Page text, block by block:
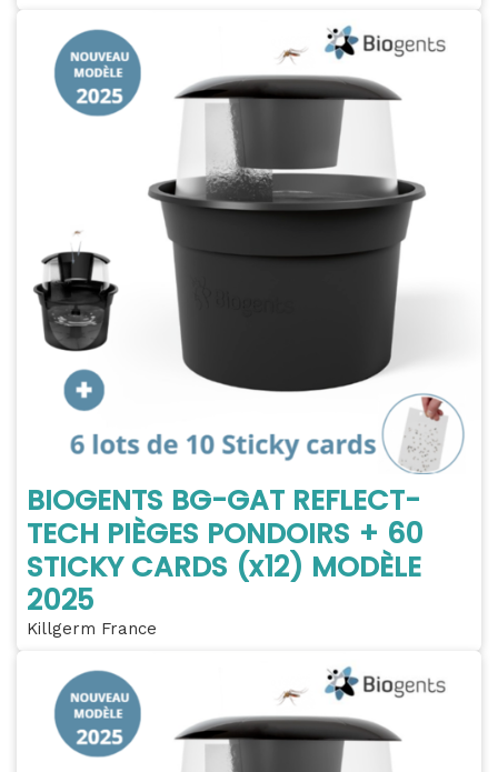
BIOGENTS BG-GAT REFLECT-
TECH PIÈGES PONDOIRS + 60
STICKY CARDS (x12) MODÈLE
2025
Killgerm France